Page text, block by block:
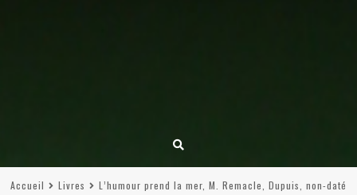
Accueil Livres L’humour prend la mer, M. Remacle, Dupuis, non-daté